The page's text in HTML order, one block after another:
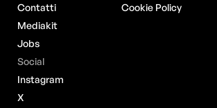
Contatti
Mediakit
Jobs
Social
Instagram
X
Cookie Policy